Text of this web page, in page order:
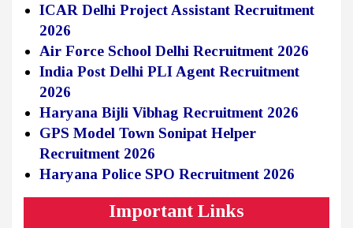
ICAR Delhi Project Assistant Recruitment
2026
Air Force School Delhi Recruitment 2026
India Post Delhi PLI Agent Recruitment
2026
Haryana Bijli Vibhag Recruitment 2026
GPS Model Town Sonipat Helper
Recruitment 2026
Haryana Police SPO Recruitment 2026
Important Links